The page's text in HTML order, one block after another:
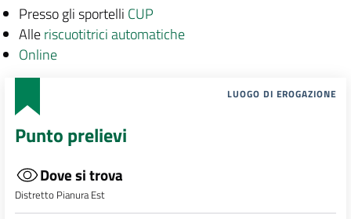
Presso gli sportelli CUP
Alleriscuotitrici automatiche
Online
LUOGO DI EROGAZIONE
Punto prelievi
Dove si trova
Distretto Pianura Est